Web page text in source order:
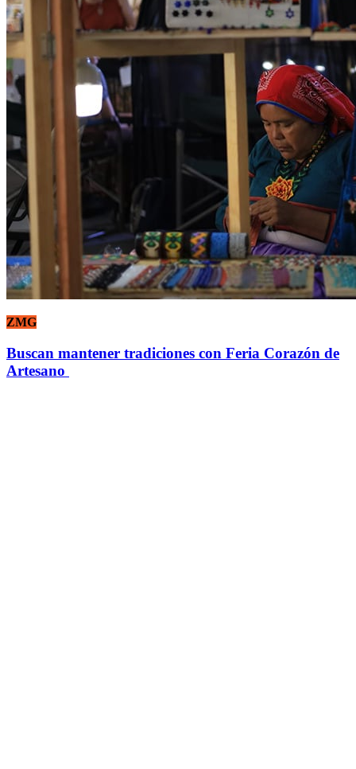
ZMG
Buscan mantener tradiciones con Feria Corazón de
Artesano